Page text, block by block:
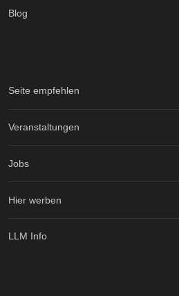
Blog
Seite empfehlen
Veranstaltungen
Jobs
Hier werben
LLM Info